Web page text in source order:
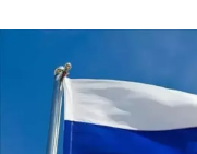
Kültür Sanat
Tarihçe
Resmi İlanlar
Haber Arşivi